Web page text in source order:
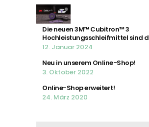
Die neuen 3M™ Cubitron™ 3
Hochleistungsschleifmittel sind
12. Januar 2024
Neu in unserem Online-Shop!
3. Oktober 2022
Online-Shop erweitert!
24. März 2020